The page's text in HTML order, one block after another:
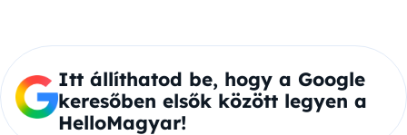
Itt állíthatod be, hogy a Google
keresőben elsők között legyen a
HelloMagyar!